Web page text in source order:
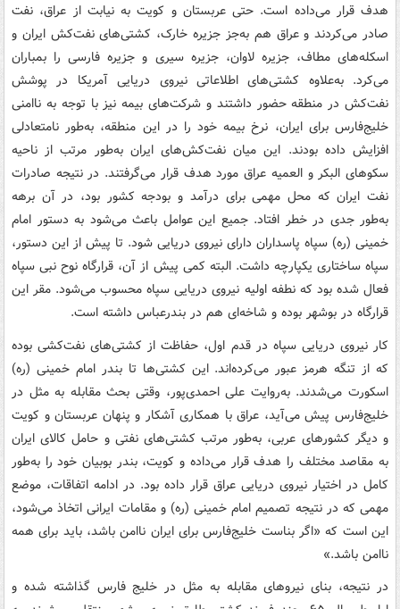
هدف قرار می‌داده است. حتی عربستان و کویت به نیابت از عراق، نفت
صادر می‌کردند و عراق هم به‌جز جزیره خارک، کشتی‌های نفت‌کش ایران و
اسکله‌های مطاف، جزیره لاوان، جزیره سیری و جزیره فارسی را بمباران
می‌کرد. به‌علاوه کشتی‌های اطلاعاتی نیروی دریایی آمریکا در پوشش
نفت‌کش در منطقه حضور داشتند و شرکت‌های بیمه نیز با توجه به ناامنی
خلیج‌فارس برای ایران، نرخ بیمه خود را در این منطقه، به‌طور نامتعادلی
افزایش داده بودند. این میان نفت‌کش‌های ایران به‌طور مرتب از ناحیه
سکوهای البکر و العمیه عراق مورد هدف قرار می‌گرفتند. در نتیجه صادرات
نفت ایران که محل مهمی برای درآمد و بودجه کشور بود، در آن برهه
به‌طور جدی در خطر افتاد. جمیع این عوامل باعث می‌شود به دستور امام
خمینی (ره) سپاه پاسداران دارای نیروی دریایی شود. تا پیش از این دستور،
سپاه ساختاری یکپارچه داشت. البته کمی پیش از آن، قرارگاه نوح نبی سپاه
فعال شده بود که نطفه اولیه نیروی دریایی سپاه محسوب می‌شود. مقر این
قرارگاه در بوشهر بوده و شاخه‌ای هم در بندرعباس داشته است.
کار نیروی دریایی سپاه در قدم اول، حفاظت از کشتی‌های نفت‌کشی بوده
که از تنگه هرمز عبور می‌کرده‌اند. این کشتی‌ها تا بندر امام خمینی (ره)
اسکورت می‌شدند. به‌روایت علی احمدی‌پور، وقتی بحث مقابله به مثل در
خلیج‌فارس پیش می‌آید، عراق با همکاری آشکار و پنهان عربستان و کویت
و دیگر کشورهای عربی، به‌طور مرتب کشتی‌های نفتی و حامل کالای ایران
به مقاصد مختلف را هدف قرار می‌داده و کویت، بندر بوبیان خود را به‌طور
کامل در اختیار نیروی دریایی عراق قرار داده بود. در ادامه اتفاقات، موضع
مهمی که در نتیجه تصمیم امام خمینی (ره) و مقامات ایرانی اتخاذ می‌شود،
این است که «اگر بناست خلیج‌فارس برای ایران ناامن باشد، باید برای همه
ناامن باشد.»
در نتیجه، بنای نیروهای مقابله به مثل در خلیج فارس گذاشته شده و